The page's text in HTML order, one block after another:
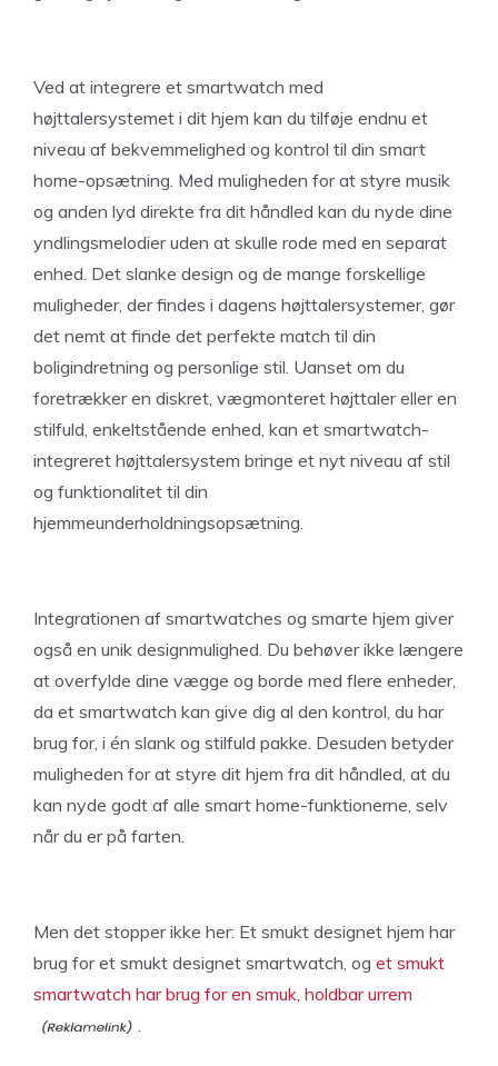
Ved at integrere et smartwatch med
højttalersystemet i dit hjem kan du tilføje endnu et
niveau af bekvemmelighed og kontrol til din smart
home-opsætning. Med muligheden for at styre musik
og anden lyd direkte fra dit håndled kan du nyde dine
yndlingsmelodier uden at skulle rode med en separat
enhed. Det slanke design og de mange forskellige
muligheder, der findes i dagens højttalersystemer, gør
det nemt at finde det perfekte match til din
boligindretning og personlige stil. Uanset om du
foretrækker en diskret, vægmonteret højttaler eller en
stilfuld, enkeltstående enhed, kan et smartwatch-
integreret højttalersystem bringe et nyt niveau af stil
og funktionalitet til din
hjemmeunderholdningsopsætning.
Integrationen af smartwatches og smarte hjem giver
også en unik designmulighed. Du behøver ikke længere
at overfylde dine vægge og borde med flere enheder,
da et smartwatch kan give dig al den kontrol, du har
brug for, i én slank og stilfuld pakke. Desuden betyder
muligheden for at styre dit hjem fra dit håndled, at du
kan nyde godt af alle smart home-funktionerne, selv
når du er på farten.
Men det stopper ikke her: Et smukt designet hjem har
brug for et smukt designet smartwatch, og et smukt
smartwatch har brug for en smuk, holdbar urrem
.